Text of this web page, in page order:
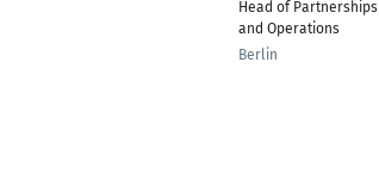
Head of Partnerships
and Operations
Berlin